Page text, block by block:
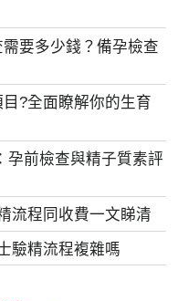
要多少錢？備孕檢查
?全面瞭解你的生育
孕前檢查與精子質素評
流程同收費一文睇清
驗精流程複雜嗎